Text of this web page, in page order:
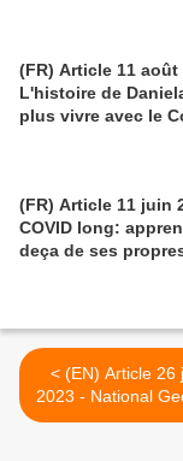
(FR) Article 11 août
L'histoire de
plus vivre avec le
(FR) Article 11 juin
COVID long:
deça de ses
< (EN) Article 26 janvier
2023 - National
- 'Microclots'